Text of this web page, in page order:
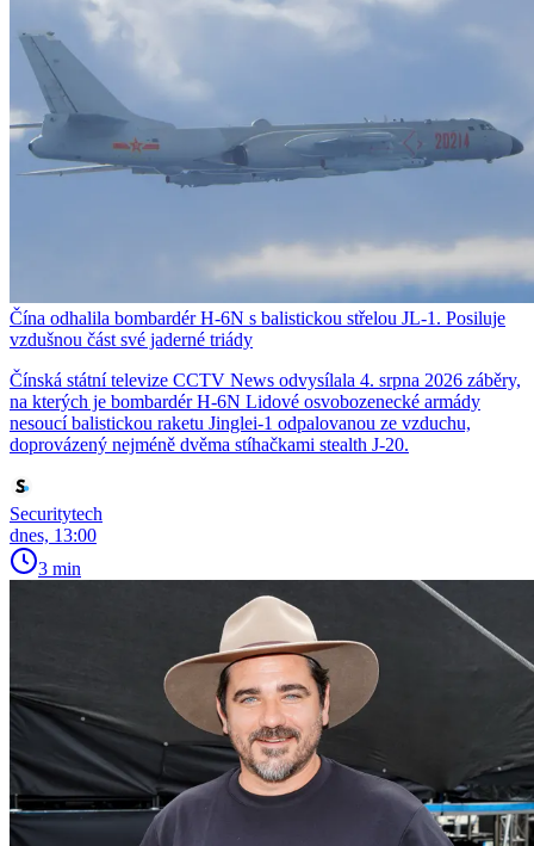
Čína odhalila bombardér H-6N s balistickou střelou JL-1. Posiluje
vzdušnou část své jaderné triády
Čínská státní televize CCTV News odvysílala 4. srpna 2026 záběry,
na kterých je bombardér H-6N Lidové osvobozenecké armády
nesoucí balistickou raketu Jinglei-1 odpalovanou ze vzduchu,
doprovázený nejméně dvěma stíhačkami stealth J-20.
Securitytech
dnes, 13:00
3 min